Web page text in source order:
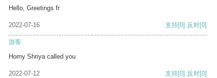
Hello, Greetings fr
2022-07-16 支持[0] 反对[0]
游客
Horny Shriya called you
2022-07-12 支持[0] 反对[0]